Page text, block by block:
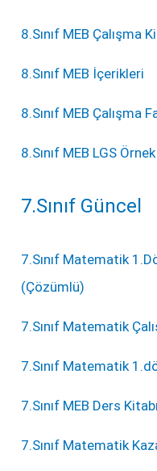
8.Sınıf MEB Çalışma
8.Sınıf MEB İçerikleri
8.Sınıf MEB Çalışma
8.Sınıf MEB LGS
7.Sınıf Güncel
7.Sınıf Matematik
(Çözümlü)
7.Sınıf Matematik
7.Sınıf Matematik
7.Sınıf MEB Ders Kitabı
7.Sınıf Matematik